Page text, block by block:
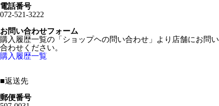
電話番号
072-521-3222
お問い合わせフォーム
購入履歴一覧の「ショップヘの問い合わせ」より店舗にお問い
合わせください。
購入履歴一覧
■返送先
郵便番号